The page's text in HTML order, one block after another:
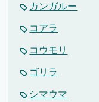
カンガルー
コアラ
コウモリ
ゴリラ
シマウマ